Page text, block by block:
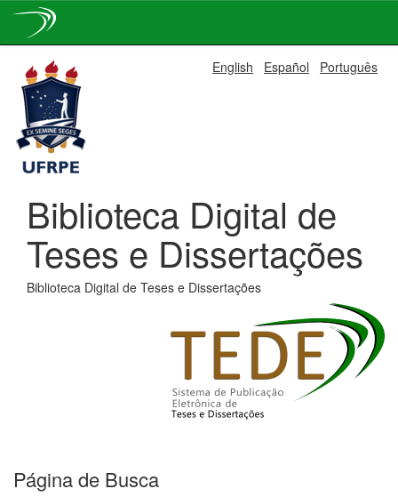
navigation
English Español Português
Biblioteca Digital de
Teses e Dissertações
Biblioteca Digital de Teses e Dissertações
Página de Busca